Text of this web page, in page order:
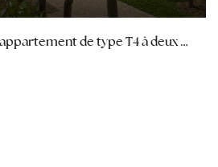
TOSSE – Charmant appartement de type T4 à deux pas du cœur de ville